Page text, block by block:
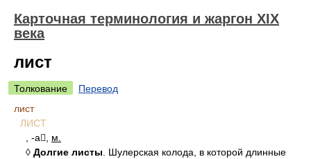
Карточная терминология и жаргон XIX
века
лист
Толкование
Перевод
лист
ЛИСТ
, -а, м.
◊ Долгие листы . Шулерская колода, в которой длинные